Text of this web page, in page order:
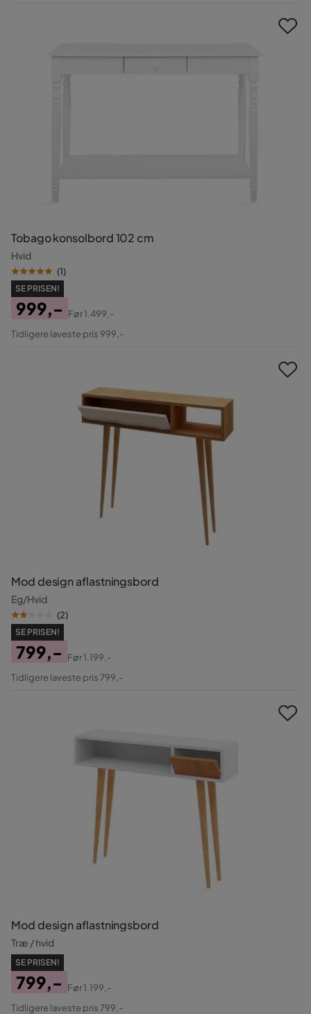
Tobago konsolbord 102 cm
Hvid
(1)
SE PRISEN!
Pris
999,-
Original
Før1.499,-
Tidligere laveste pris 999,-
Mod design aflastningsbord
Eg/Hvid
(2)
SE PRISEN!
Pris
799,-
Original
Før1.199,-
Tidligere laveste pris 799,-
Mod design aflastningsbord
Træ / hvid
SE PRISEN!
Pris
799,-
Original
Før1.199,-
Tidligere laveste pris 799,-